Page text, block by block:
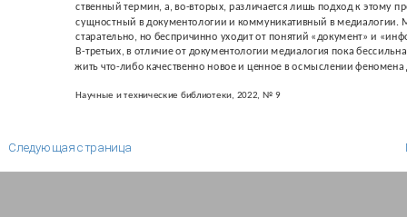
ственный термин, а, во-вторых, различается лишь подход к этому
сущностный в документологии и коммуникативный в медиалогии.
старательно, но беспричинно уходит от понятий «документ» и
В-третьих, в отличие от документологии медиалогия пока
жить что-либо качественно новое и ценное в осмыслении феномена
Научные и технические библиотеки, 2022, № 9
Следующая страница